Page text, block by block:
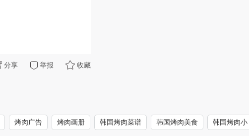
分享 举报 收藏
烤肉广告 烤肉画册 韩国烤肉菜谱 韩国烤肉美食 韩国烤肉小